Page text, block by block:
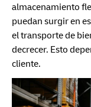
almacenamiento
puedan surgir en
el transporte de
decrecer. Esto
cliente.